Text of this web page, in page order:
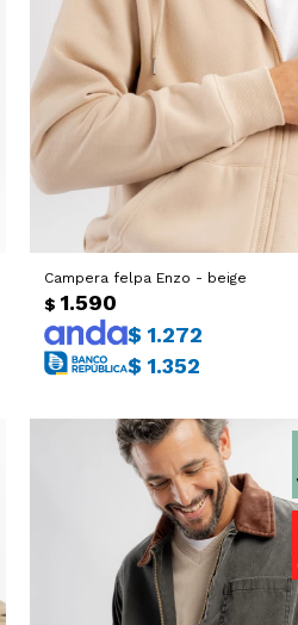
Campera felpa Enzo - beige
$ 1.590
$ 1.272
$ 1.352